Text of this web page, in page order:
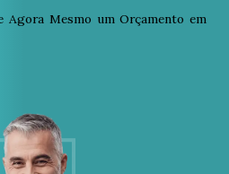
Agora Mesmo um Orçamento em